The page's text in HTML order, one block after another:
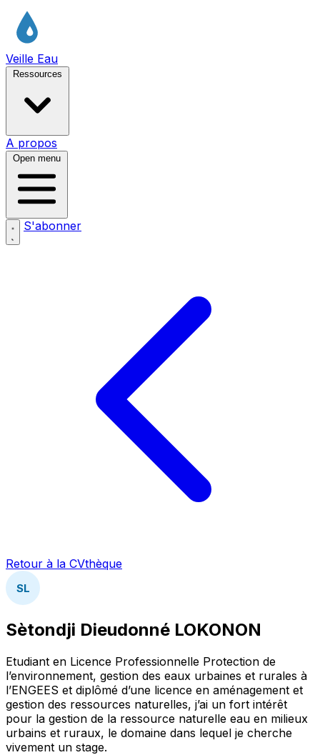
Veille Eau
Ressources
A propos
Open menu
S'abonner
Retour à la CVthèque
SL
Sètondji Dieudonné LOKONON
Etudiant en Licence Professionnelle Protection de
l’environnement, gestion des eaux urbaines et rurales à
l’ENGEES et diplômé d’une licence en aménagement et
gestion des ressources naturelles, j’ai un fort intérêt
pour la gestion de la ressource naturelle eau en milieux
urbains et ruraux, le domaine dans lequel je cherche
vivement un stage.